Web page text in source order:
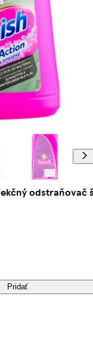
odstraňovač
Pridať